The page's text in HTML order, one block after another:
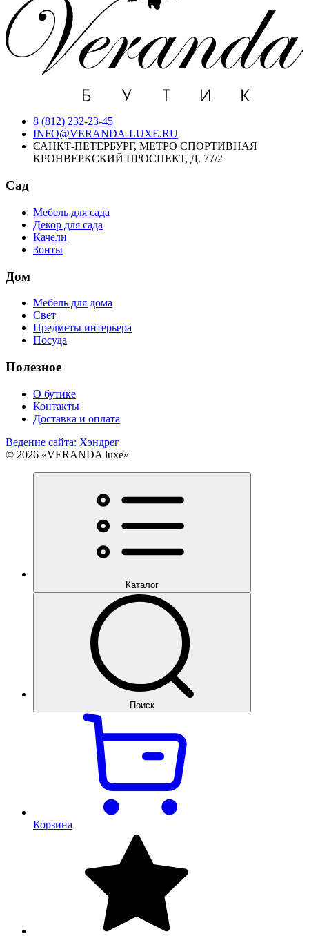
8 (812) 232-23-45
INFO@VERANDA-LUXE.RU
САНКТ-ПЕТЕРБУРГ, МЕТРО СПОРТИВНАЯ
КРОНВЕРКСКИЙ ПРОСПЕКТ, Д. 77/2
Сад
Мебель для сада
Декор для сада
Качели
Зонты
Дом
Мебель для дома
Свет
Предметы интерьера
Посуда
Полезное
О бутике
Контакты
Доставка и оплата
Ведение сайта: Хэндрег
© 2026 «VERANDA luxe»
Каталог
Поиск
Корзина